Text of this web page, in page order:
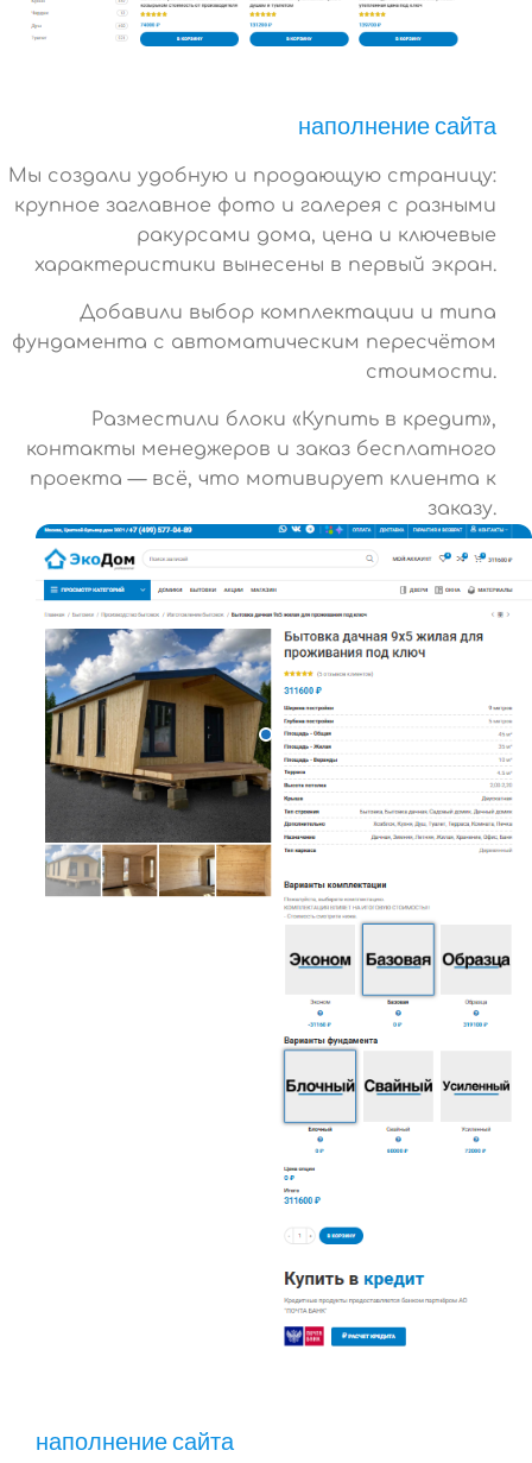
наполнение сайта
Мы создали удобную и продающую страницу:
крупное заглавное фото и галерея с разными
ракурсами дома, цена и ключевые
характеристики вынесены в первый экран.
Добавили выбор комплектации и типа
фундамента с автоматическим пересчётом
стоимости.
Разместили блоки «Купить в кредит»,
контакты менеджеров и заказ бесплатного
проекта — всё, что мотивирует клиента к
заказу.
наполнение сайта